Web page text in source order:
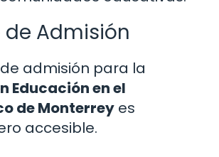
de Admisión
admisión para la
Educación en el
de Monterrey es
accesible.